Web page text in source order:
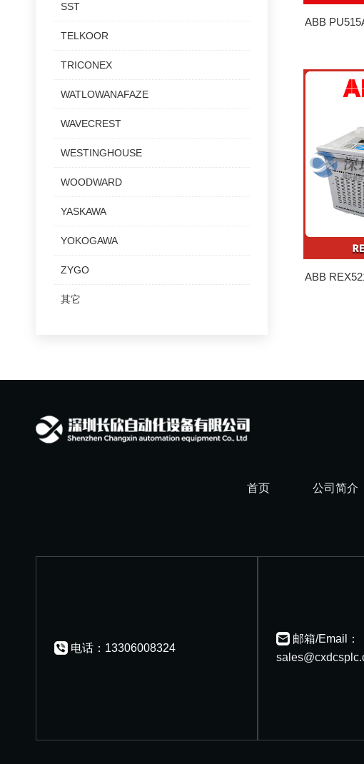
ABB
ABB
SST
TELKOOR
TRICONEX
WATLOWANAFAZE
WAVECREST
WESTINGHOUSE
WOODWARD
YASKAWA
YOKOGAWA
ZYGO
其它
首页 公司简介
本网站所载的指定品牌名称及商标为其
Copyright © 2024-